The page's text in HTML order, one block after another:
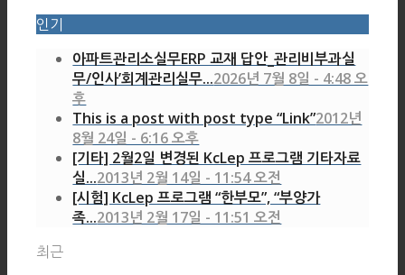
인기
아파트관리소실무ERP 교재 답안_관리비부과실
무/인사’회계관리실무...2026년 7월 8일 - 4:48 오
후
This is a post with post type “Link”2012년
8월 24일 - 6:16 오후
[기타] 2월2일 변경된 KcLep 프로그램 기타자료
실...2013년 2월 14일 - 11:54 오전
[시험] KcLep 프로그램 “한부모”, “부양가
족...2013년 2월 17일 - 11:51 오전
최근